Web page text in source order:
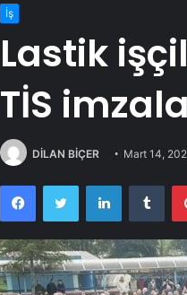
İş
Lastik
TİS
DİLAN BİÇER Mart 14,
FacebookTwitter LinkedIn